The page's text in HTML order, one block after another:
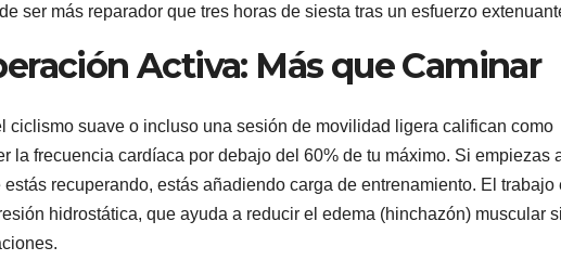
ser más reparador que tres horas de siesta tras un esfuerzo
Activa: Más que Caminar
ciclismo suave o incluso una sesión de movilidad ligera califican como
la frecuencia cardíaca por debajo del 60% de tu máximo. Si empiezas
recuperando, estás añadiendo carga de entrenamiento. El trabajo
hidrostática, que ayuda a reducir el edema (hinchazón) muscular